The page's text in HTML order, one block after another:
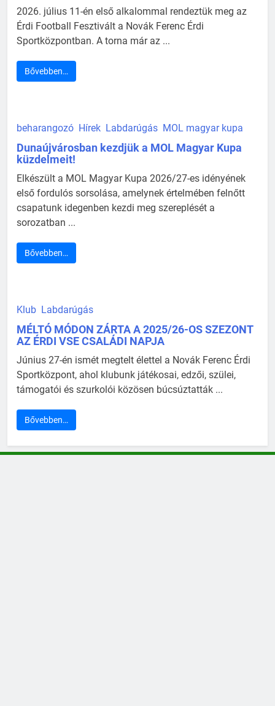
2026. július 11-én első alkalommal rendeztük meg az
Érdi Football Fesztivált a Novák Ferenc Érdi
Sportközpontban. A torna már az ...
Bővebben…
beharangozó Hírek Labdarúgás MOL magyar kupa
Dunaújvárosban kezdjük a MOL Magyar Kupa
küzdelmeit!
Elkészült a MOL Magyar Kupa 2026/27-es idényének
első fordulós sorsolása, amelynek értelmében felnőtt
csapatunk idegenben kezdi meg szereplését a
sorozatban ...
Bővebben…
Klub Labdarúgás
MÉLTÓ MÓDON ZÁRTA A 2025/26-OS SZEZONT
AZ ÉRDI VSE CSALÁDI NAPJA
Június 27-én ismét megtelt élettel a Novák Ferenc Érdi
Sportközpont, ahol klubunk játékosai, edzői, szülei,
támogatói és szurkolói közösen búcsúztatták ...
Bővebben…